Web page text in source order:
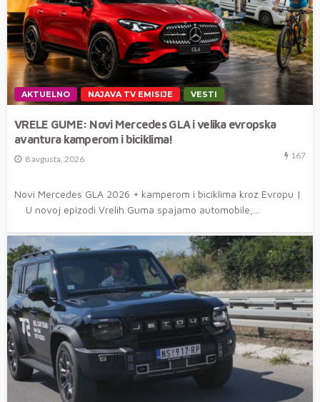
AKTUELNO NAJAVA TV EMISIJE VESTI
VRELE GUME: Novi Mercedes GLA i velika evropska
avantura kamperom i biciklima!
8 avgusta, 2026 167
Novi Mercedes GLA 2026 + kamperom i biciklima kroz Evropu |
U novoj epizodi Vrelih Guma spajamo automobile,...